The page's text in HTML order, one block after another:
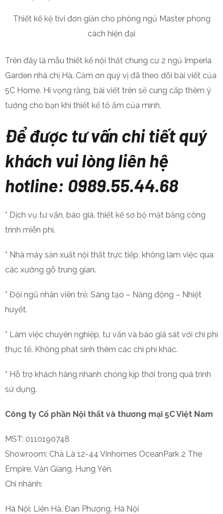
Thiết kế kệ tivi đơn giản cho phòng ngủ Master phong
cách hiện đại
Trên đây là mẫu thiết kế nội thất chung cư 2 ngủ Imperia
Garden nhà chị Hà. Cảm ơn quý vị đã theo dõi bài viết của
5C Home. Hi vọng rằng, bài viết trên sẽ cung cấp thêm ý
tưởng cho bạn khi thiết kế tổ ấm của mình.
Để được tư vấn chi tiết quý
khách vui lòng liên hệ
hotline: 0989.55.44.68
* Dịch vụ tư vấn, báo giá, thiết kế sơ bộ mặt bằng công
trình miễn phí.
* Nhà máy sản xuất nội thất trực tiếp, không làm việc qua
các xưởng gỗ trung gian.
* Đội ngũ nhân viên trẻ: Sáng tạo – Năng động – Nhiệt
huyết.
* Làm việc chuyên nghiệp, tư vấn và báo giá sát với chi phí
thực tế. Không phát sinh thêm các chi phí khác.
* Hỗ trợ khách hàng nhanh chóng kịp thời trong quá trình
sử dụng.
Công ty Cổ phần Nội thất và thương mại 5C Việt Nam
MST: 0110190748
Showroom: Chà Là 12-44 Vinhomes OceanPark 2 The
Empire, Văn Giang, Hưng Yên.
Chi nhánh:
Hà Nội: Liên Hà, Đan Phượng, Hà Nội